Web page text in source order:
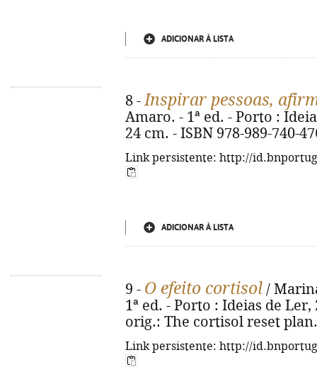
ADICIONAR À LISTA
8 -Inspirar pessoas,
Amaro. - 1ª ed. - Porto :
24 cm. - ISBN 978-989-740-
Link persistente: http://
ADICIONAR À LISTA
9 - O efeito cortisol /
1ª ed. - Porto : Ideias de
orig.: The cortisol reset plan.
Link persistente: http://